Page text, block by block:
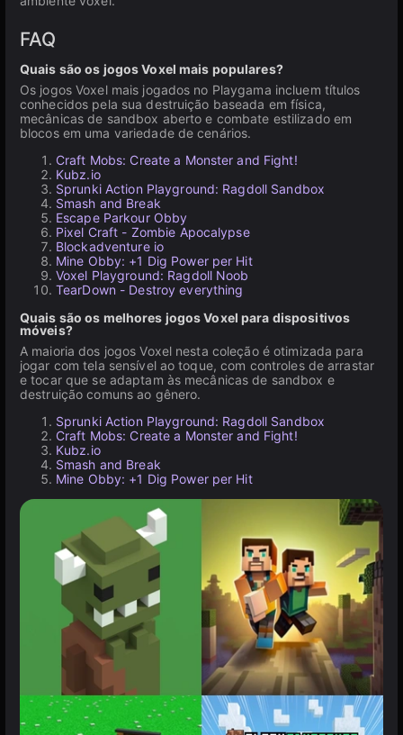
FAQ
Quais são os jogos Voxel mais populares?
Os jogos Voxel mais jogados no Playgama incluem títulos
conhecidos pela sua destruição baseada em física,
mecânicas de sandbox aberto e combate estilizado em
blocos em uma variedade de cenários.
Craft Mobs: Create a Monster and Fight!
Kubz.io
Sprunki Action Playground: Ragdoll Sandbox
Smash and Break
Escape Parkour Obby
Pixel Craft - Zombie Apocalypse
Blockadventure io
Mine Obby: +1 Dig Power per Hit
Voxel Playground: Ragdoll Noob
TearDown - Destroy everything
Quais são os melhores jogos Voxel para dispositivos
móveis?
A maioria dos jogos Voxel nesta coleção é otimizada para
jogar com tela sensível ao toque, com controles de arrastar
e tocar que se adaptam às mecânicas de sandbox e
destruição comuns ao gênero.
Sprunki Action Playground: Ragdoll Sandbox
Craft Mobs: Create a Monster and Fight!
Kubz.io
Smash and Break
Mine Obby: +1 Dig Power per Hit